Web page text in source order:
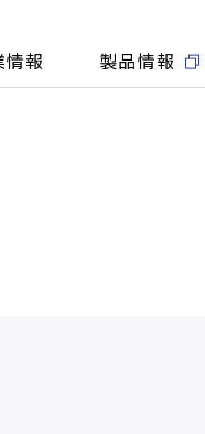
情報 製品情報